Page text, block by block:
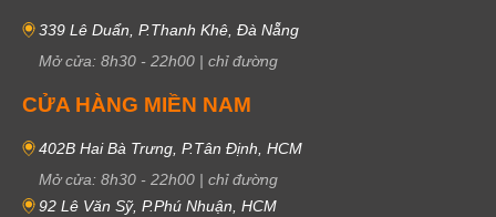
339 Lê Duẩn, P.Thanh Khê, Đà Nẵng
Mở cửa: 8h30 - 22h00 | chỉ đường
CỬA HÀNG MIỀN NAM
402B Hai Bà Trưng, P.Tân Định, HCM
Mở cửa: 8h30 - 22h00 | chỉ đường
92 Lê Văn Sỹ, P.Phú Nhuận, HCM